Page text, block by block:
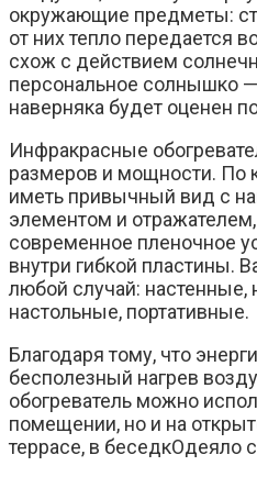
окружающие предметы:
от них тепло передается
схож с действием
персональное солнышко
наверняка будет оценен
Инфракрасные
размеров и мощности. По
иметь привычный вид с
элементом и
современное пленочное
внутри гибкой пластины.
любой случай: настенные,
настольные, портативные.
Благодаря тому, что
бесполезный нагрев
обогреватель можно
помещении, но и на
террасе, в беседкОдеяло